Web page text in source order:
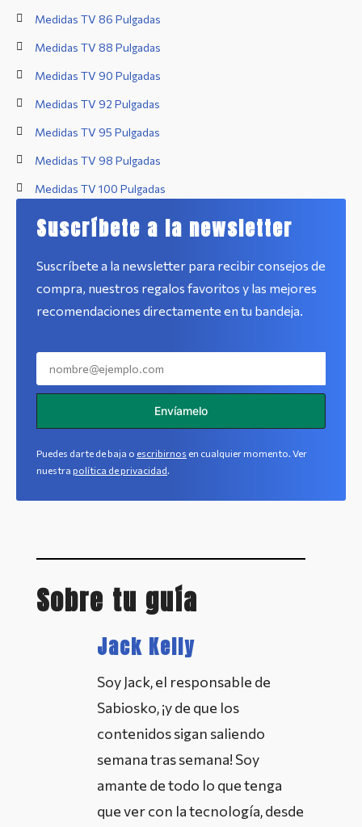
Medidas TV 86 Pulgadas
Medidas TV 88 Pulgadas
Medidas TV 90 Pulgadas
Medidas TV 92 Pulgadas
Medidas TV 95 Pulgadas
Medidas TV 98 Pulgadas
Medidas TV 100 Pulgadas
Suscríbete a la newsletter
Suscríbete a la newsletter para recibir consejos de
compra, nuestros regalos favoritos y las mejores
recomendaciones directamente en tu bandeja.
Envíamelo
Puedes darte de baja o escribirnos en cualquier momento. Ver
nuestra política de privacidad
Sobre tu guía
Jack Kelly
Soy Jack, el responsable de
Sabiosko, ¡y de que los
contenidos sigan saliendo
semana tras semana! Soy
amante de todo lo que tenga
que ver con la tecnología, desde